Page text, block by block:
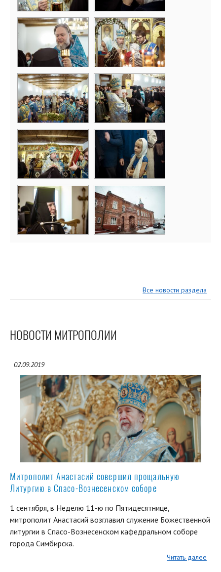
Все новости раздела
НОВОСТИ МИТРОПОЛИИ
02.09.2019
Митрополит Анастасий совершил прощальную
Литургию в Спасо-Вознесенском соборе
1 сентября, в Неделю 11-ю по Пятидесятнице,
митрополит Анастасий возглавил служение Божественной
литургии в Спасо-Вознесенском кафедральном соборе
города Симбирска.
Читать далее